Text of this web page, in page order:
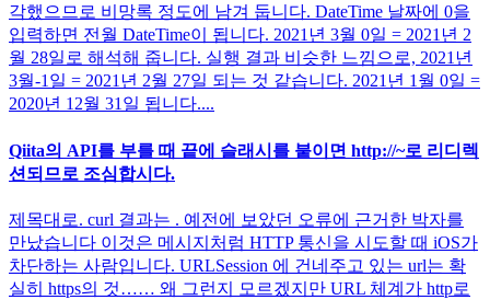
각했으므로 비망록 정도에 남겨 둡니다. DateTime 날짜에 0을
입력하면 전월 DateTime이 됩니다. 2021년 3월 0일 = 2021년 2
월 28일로 해석해 줍니다. 실행 결과 비슷한 느낌으로, 2021년
3월-1일 = 2021년 2월 27일 되는 것 같습니다. 2021년 1월 0일 =
2020년 12월 31일 됩니다....
Qiita의 API를 부를 때 끝에 슬래시를 붙이면 http://~로 리디렉
션되므로 조심합시다.
제목대로. curl 결과는 . 예전에 보았던 오류에 근거한 박자를
만났습니다 이것은 메시지처럼 HTTP 통신을 시도할 때 iOS가
차단하는 사람입니다. URLSession 에 건네주고 있는 url는 확
실히 https의 것…… 왜 그런지 모르겠지만 URL 체계가 http로